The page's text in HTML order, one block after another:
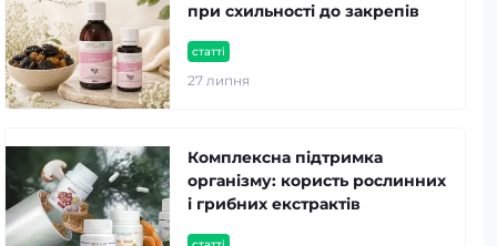
статті
27 липня
при схильності до закрепів
Комплексна підтримка
організму: користь рослинних
і грибних екстрактів